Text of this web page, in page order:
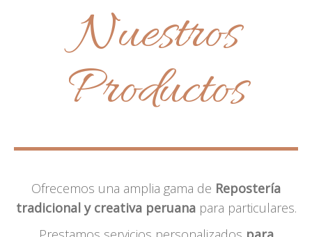
Nuestros
Productos
Ofrecemos una amplia gama de Repostería
tradicional y creativa peruanapara particulares.